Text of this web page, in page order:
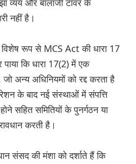
व्यय और बालाजी टावर के
नहीं है।
विशेष रूप से MCS Act की धारा 17
कि धारा 17(2) में एक
अन्य अधिनियमों को रद्द करता है
के बाद नई संस्थाओं में संपत्ति
सहित समितियों के पुनर्गठन या
करती है।
संसद की मंशा को दर्शाते हैं कि